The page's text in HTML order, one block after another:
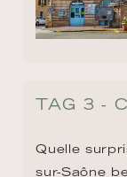
TAG 3 -
Quelle
sur-Saône